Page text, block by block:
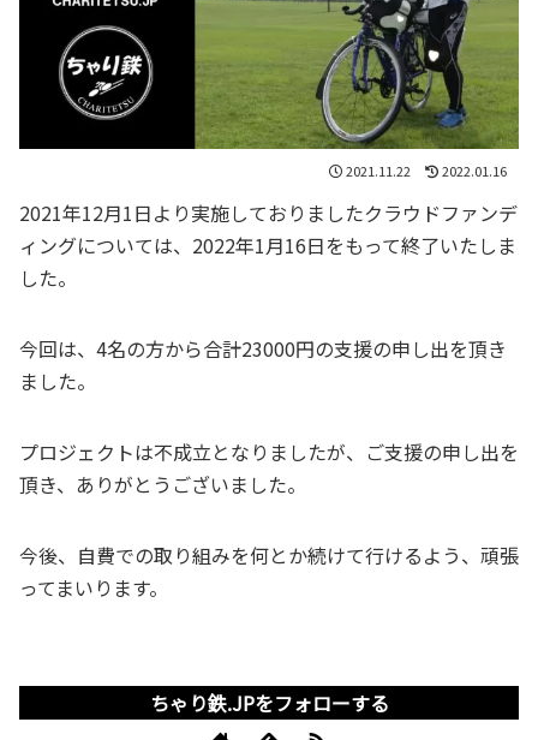
2021.11.22 2022.01.16
2021年12月1日より実施しておりましたクラウドファンデ
ィングについては、2022年1月16日をもって終了いたしま
した。
今回は、4名の方から合計23000円の支援の申し出を頂き
ました。
プロジェクトは不成立となりましたが、ご支援の申し出を
頂き、ありがとうございました。
今後、自費での取り組みを何とか続けて行けるよう、頑張
ってまいります。
ちゃり鉄.JPをフォローする